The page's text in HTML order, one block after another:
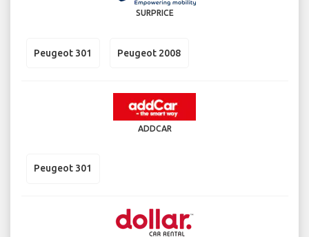
SURPRICE
Peugeot 301 Peugeot 2008
ADDCAR
Peugeot 301